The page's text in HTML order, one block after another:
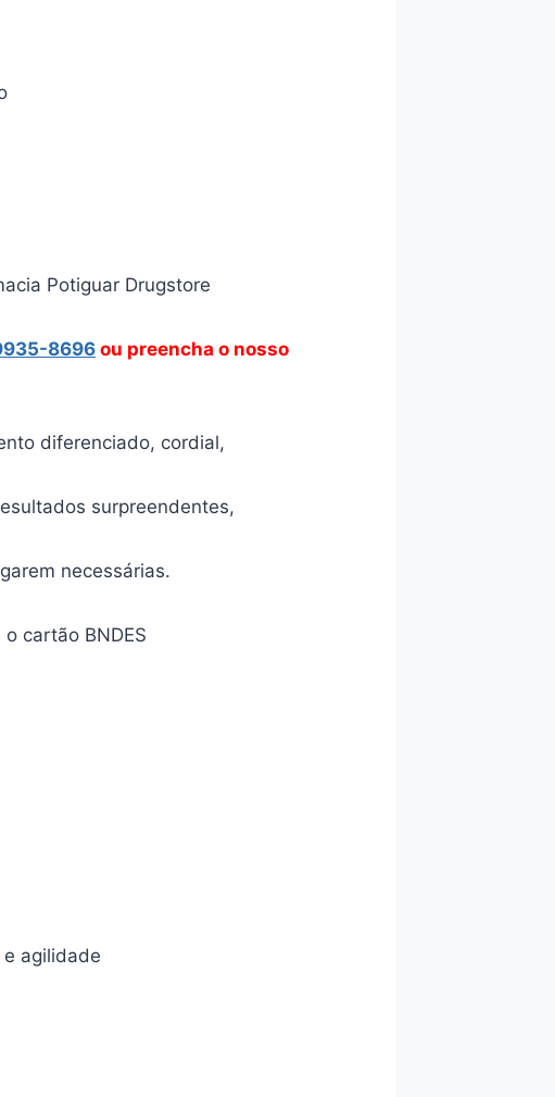
Potiguar Drugstore
8696ou preencha o nosso
diferenciado, cordial,
surpreendentes,
necessárias.
cartão BNDES
agilidade